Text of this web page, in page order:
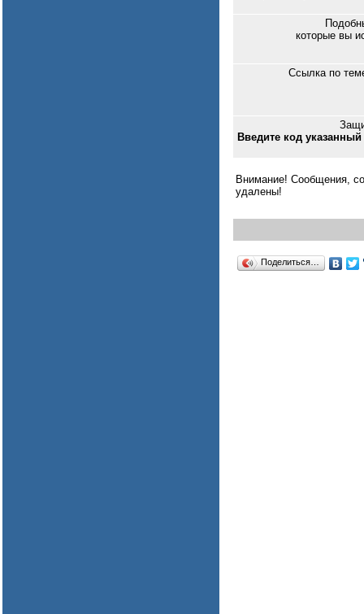
которые вы
Ссылка по
Введите код указанный
Внимание! Сообщения,
удалены!
Поделиться…